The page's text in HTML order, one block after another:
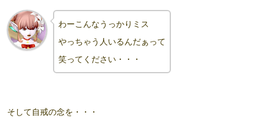
わーこんなうっかりミス
やっちゃう人いるんだぁって
笑ってください・・・
そして自戒の念を・・・